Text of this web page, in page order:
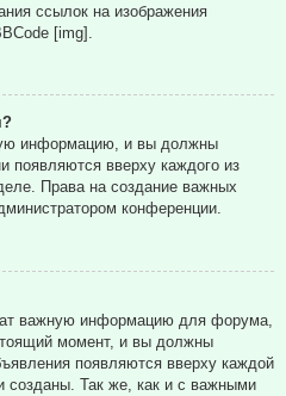
ссылок на изображения
[img].
информацию, и вы должны
появляются вверху каждого из
Права на создание важных
конференции.
важную информацию для форума,
момент, и вы должны
появляются вверху каждой
созданы. Так же, как и с важными